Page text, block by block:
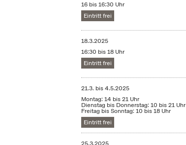
16 bis 16:30 Uhr
Eintritt frei
18.3.2025
16:30 bis 18 Uhr
Eintritt frei
21.3. bis4.5.2025
Montag: 14 bis 21 Uhr
Dienstag bis Donnerstag: 10 bis 21 Uhr
Freitag bis Sonntag: 10 bis 18 Uhr
Eintritt frei